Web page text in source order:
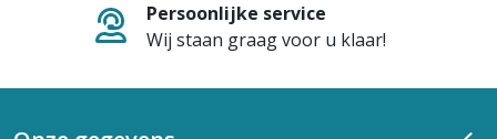
Persoonlijke service
Wij staan graag voor u klaar!